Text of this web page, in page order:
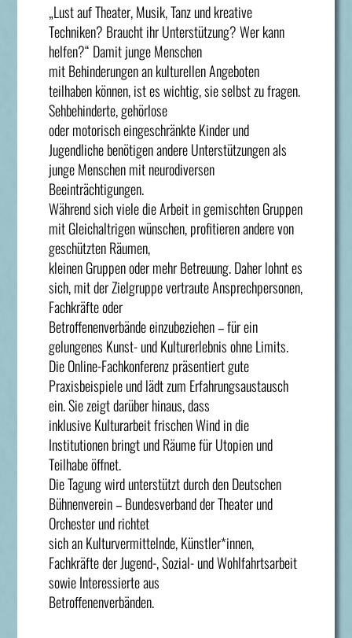
„Lust auf Theater, Musik, Tanz und kreative
Techniken? Braucht ihr Unterstützung? Wer kann
helfen?“ Damit junge Menschen
mit Behinderungen an kulturellen Angeboten
teilhaben können, ist es wichtig, sie selbst zu fragen.
Sehbehinderte, gehörlose
oder motorisch eingeschränkte Kinder und
Jugendliche benötigen andere Unterstützungen als
junge Menschen mit neurodiversen
Beeinträchtigungen.
Während sich viele die Arbeit in gemischten Gruppen
mit Gleichaltrigen wünschen, profitieren andere von
geschützten Räumen,
kleinen Gruppen oder mehr Betreuung. Daher lohnt es
sich, mit der Zielgruppe vertraute Ansprechpersonen,
Fachkräfte oder
Betroffenenverbände einzubeziehen – für ein
gelungenes Kunst- und Kulturerlebnis ohne Limits.
Die Online-Fachkonferenz präsentiert gute
Praxisbeispiele und lädt zum Erfahrungsaustausch
ein. Sie zeigt darüber hinaus, dass
inklusive Kulturarbeit frischen Wind in die
Institutionen bringt und Räume für Utopien und
Teilhabe öffnet.
Die Tagung wird unterstützt durch den Deutschen
Bühnenverein – Bundesverband der Theater und
Orchester und richtet
sich an Kulturvermittelnde, Künstler*innen,
Fachkräfte der Jugend-, Sozial- und Wohlfahrtsarbeit
sowie Interessierte aus
Betroffenenverbänden.